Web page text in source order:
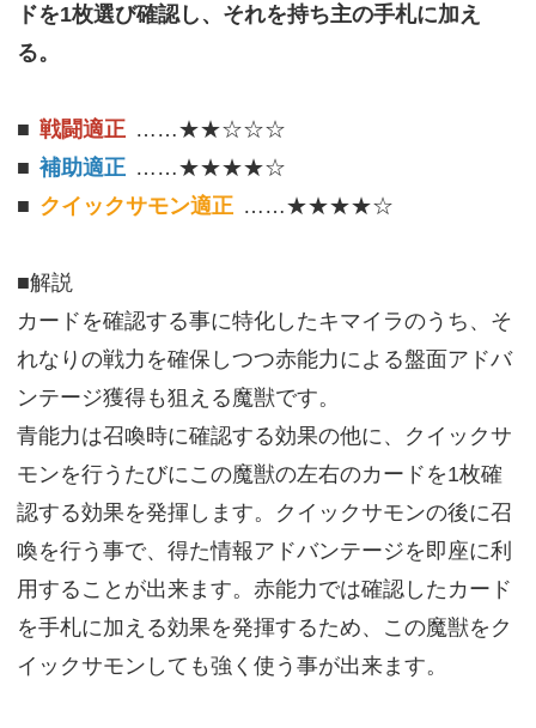
ドを1枚選び確認し、それを持ち主の手札に加え
る。
■ 戦闘適正 ……★★☆☆☆
■ 補助適正 ……★★★★☆
■ クイックサモン適正 ……★★★★☆
■解説
カードを確認する事に特化したキマイラのうち、そ
れなりの戦力を確保しつつ赤能力による盤面アドバ
ンテージ獲得も狙える魔獣です。
青能力は召喚時に確認する効果の他に、クイックサ
モンを行うたびにこの魔獣の左右のカードを1枚確
認する効果を発揮します。クイックサモンの後に召
喚を行う事で、得た情報アドバンテージを即座に利
用することが出来ます。赤能力では確認したカード
を手札に加える効果を発揮するため、この魔獣をク
イックサモンしても強く使う事が出来ます。